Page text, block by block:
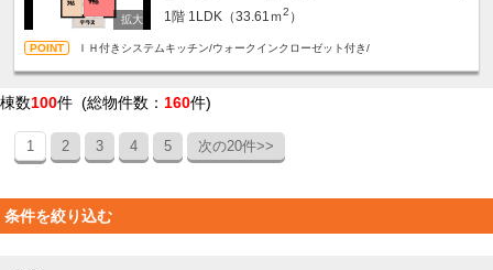
1階 1LDK（33.61ｍ2 ）
ＩＨ付きシステムキッチン/ウォークインクローゼット付き/
棟数100件 (総物件数： 160件)
1 2 3 4 5 次の20件>>
条件を絞り込む